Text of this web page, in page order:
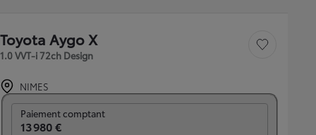
Toyota Aygo X
1.0 VVT-i 72ch Design
Sauvegarder le
NIMES
Paiement comptant
13 980 €